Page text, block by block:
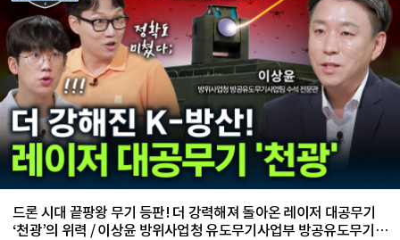
드론 시대 끝팡왕 무기 등판! 더 강력해져 돌아온 레이저 대공무기
‘천광’의 위력 / 이상윤 방위사업청 유도무기사업부 방공유도무기사